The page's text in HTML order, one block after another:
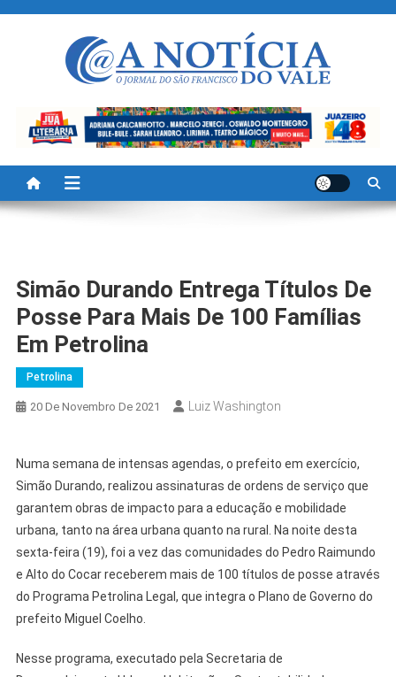
A Noticia Do Vale
Simão Durando Entrega Títulos De
Posse Para Mais De 100 Famílias
Em Petrolina
Petrolina
20 De Novembro De 2021 Luiz Washington
Numa semana de intensas agendas, o prefeito em exercício,
Simão Durando, realizou assinaturas de ordens de serviço que
garantem obras de impacto para a educação e mobilidade
urbana, tanto na área urbana quanto na rural. Na noite desta
sexta-feira (19), foi a vez das comunidades do Pedro Raimundo
e Alto do Cocar receberem mais de 100 títulos de posse através
do Programa Petrolina Legal, que integra o Plano de Governo do
prefeito Miguel Coelho.
Nesse programa, executado pela Secretaria de